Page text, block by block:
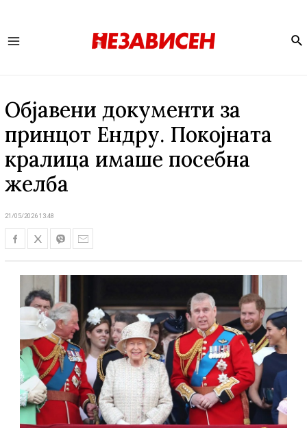
Објавени документи за
принцот Ендру. Покојната
кралица имаше посебна
желба
21/05/2026 13:48